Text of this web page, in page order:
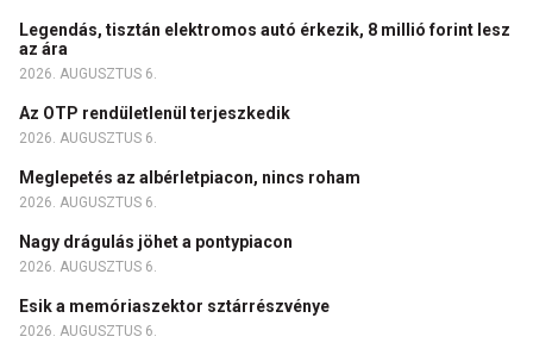
Legendás, tisztán elektromos autó érkezik, 8 millió forint lesz
az ára
2026. AUGUSZTUS 6.
Az OTP rendületlenül terjeszkedik
2026. AUGUSZTUS 6.
Meglepetés az albérletpiacon, nincs roham
2026. AUGUSZTUS 6.
Nagy drágulás jöhet a pontypiacon
2026. AUGUSZTUS 6.
Esik a memóriaszektor sztárrészvénye
2026. AUGUSZTUS 6.